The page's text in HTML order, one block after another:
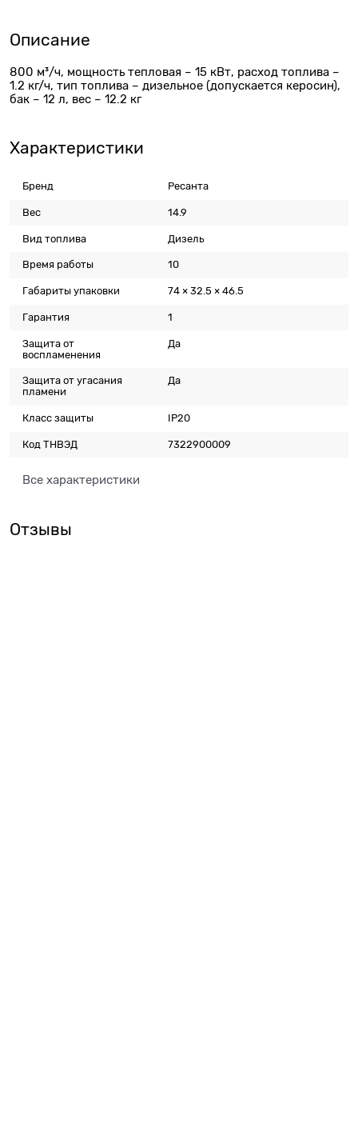
Описание
800 м³/ч, мощность тепловая – 15 кВт, расход топлива –
1.2 кг/ч, тип топлива – дизельное (допускается керосин),
бак – 12 л, вес – 12.2 кг
Характеристики
Бренд Ресанта
Вес 14.9
Вид топлива Дизель
Время работы 10
Габариты упаковки 74 × 32.5 × 46.5
Гарантия 1
Защита от
воспламенения
Да
Защита от угасания
пламени
Да
Класс защиты IP20
Код ТНВЭД 7322900009
Все характеристики
Отзывы